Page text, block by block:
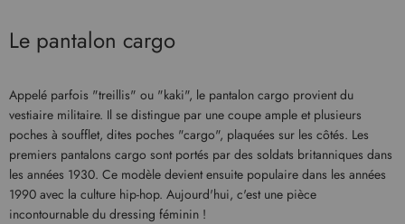
Le pantalon cargo
Appelé parfois "treillis" ou "kaki", le pantalon cargo provient du
vestiaire militaire. Il se distingue par une coupe ample et plusieurs
poches à soufflet, dites poches "cargo", plaquées sur les côtés. Les
premiers pantalons cargo sont portés par des soldats britanniques dans
les années 1930. Ce modèle devient ensuite populaire dans les années
1990 avec la culture hip-hop. Aujourd'hui, c'est une pièce
incontournable du dressing féminin !